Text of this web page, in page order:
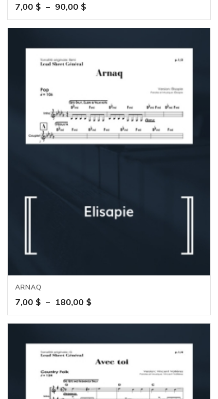
7,00 $ – 90,00 $Plage
de
prix :
à
ARNAQ
7,00 $ – 180,00 $Plage
de
prix :
à
180,00 $